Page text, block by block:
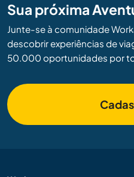
Sua próxima
Junte-se à comunidade
descobrir experiências de
50.000 oportunidades por